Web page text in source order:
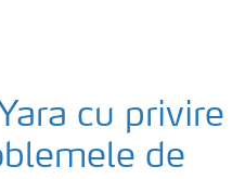
cu privire
de